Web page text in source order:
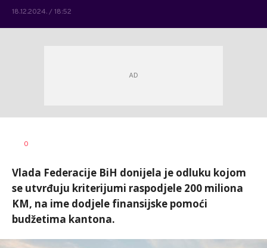
18.12.2024. / 18:52
AUTOR
0
Vlada Federacije BiH donijela je odluku kojom
se utvrđuju kriterijumi raspodjele 200 miliona
KM, na ime dodjele finansijske pomoći
budžetima kantona.